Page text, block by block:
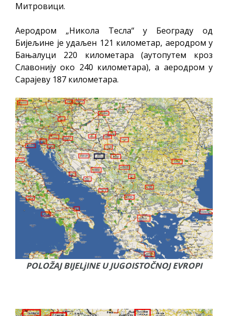
Митровици.
Аеродром „Никола Тесла“ у Београду од
Бијељине је удаљен 121 километар, аеродром у
Бањалуци 220 километара (аутопутем кроз
Славонију око 240 километара), а аеродром у
Сарајеву 187 километара.
POLOŽAJ BIJELjINE U JUGOISTOČNOJ EVROPI